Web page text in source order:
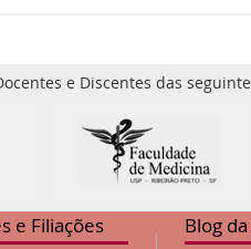
e Discentes das
e Filiações Blog